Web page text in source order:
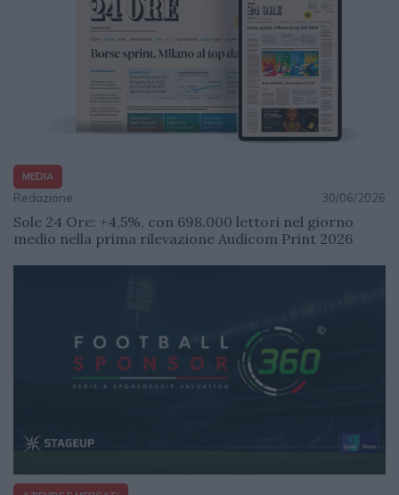
MEDIA
Redazione 30/06/2026
Sole 24 Ore: +4,5%, con 698.000 lettori nel giorno
medio nella prima rilevazione Audicom Print 2026